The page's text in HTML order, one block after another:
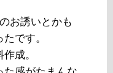
お誘いとかも
です。
成。